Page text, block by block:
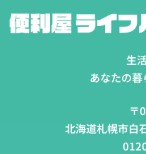
生
あなたの
〒
北海道札幌市白